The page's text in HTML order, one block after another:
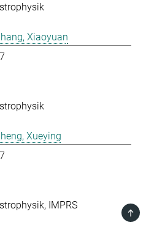
Xiaoyuan
Xueying
IMPRS
TOP